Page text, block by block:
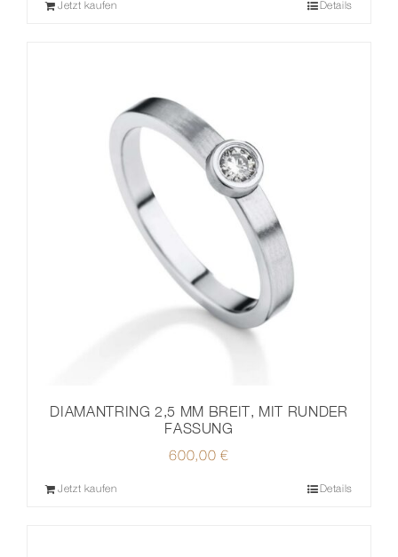
Jetzt kaufen Details
DIAMANTRING 2,5 MM BREIT, MIT RUNDER
FASSUNG
600,00 €
Jetzt kaufen Details